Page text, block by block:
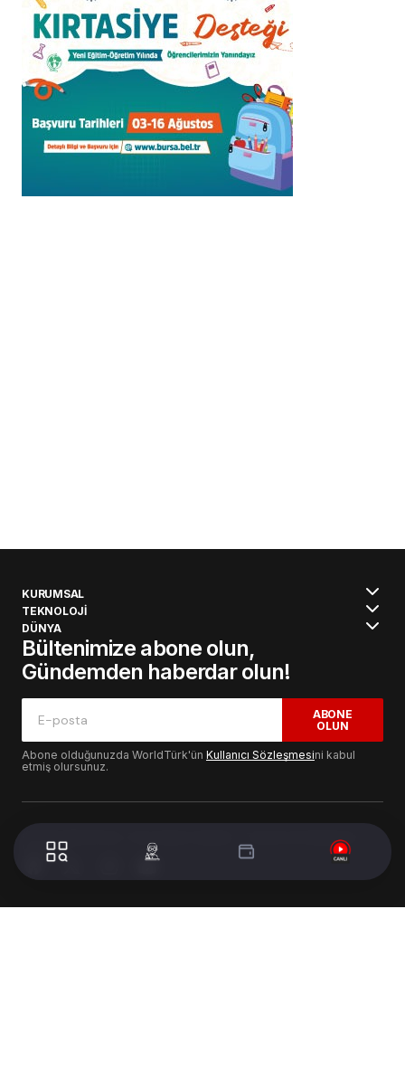
KURUMSAL
TEKNOLOJİ
DÜNYA
Bültenimize abone olun,
Gündemden haberdar olun!
ABONE
OLUN
Abone olduğunuzda WorldTürk'ün Kullanıcı Sözleşmesini kabul
etmiş olursunuz.
© 2024 WorldTurk. Tüm Hakları Saklıdır. - Tasarım & Geliştirme :
Volion's